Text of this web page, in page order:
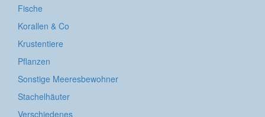
Fische
Korallen & Co
Krustentiere
Pflanzen
Sonstige Meeresbewohner
Stachelhäuter
Verschiedenes